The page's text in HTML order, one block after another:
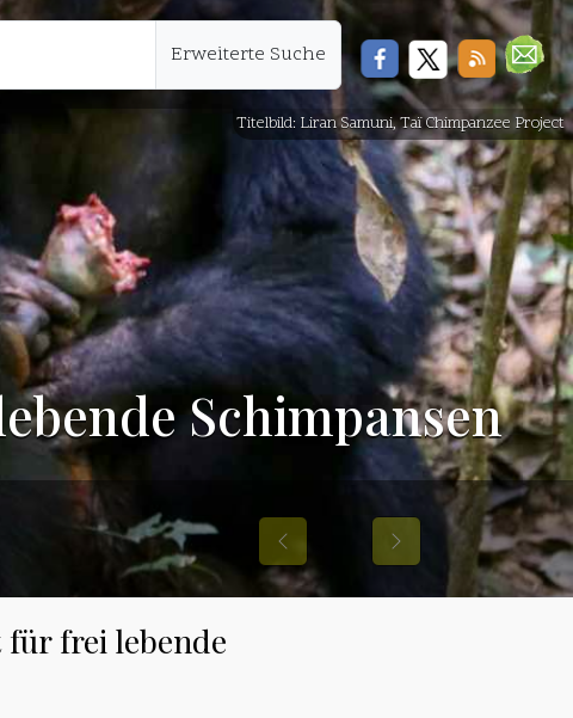
Erweiterte Suche
Titelbild: Liran Samuni, Taï Chimpanzee Project
Schimpansen
Previous Next
frei lebende